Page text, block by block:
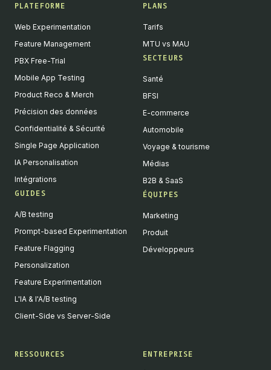
PLATEFORME
Web Experimentation
Feature Management
PBX Free-Trial
Mobile App Testing
Product Reco & Merch
Précision des données
Confidentialité & Sécurité
Single Page Application
IA Personalisation
Intégrations
GUIDES
A/B testing
Prompt-based Experimentation
Feature Flagging
Personalization
Feature Experimentation
L'IA & l'A/B testing
Client-Side vs Server-Side
PLANS
Tarifs
MTU vs MAU
SECTEURS
Santé
BFSI
E-commerce
Automobile
Voyage & tourisme
Médias
B2B & SaaS
ÉQUIPES
Marketing
Produit
Développeurs
RESSOURCES ENTREPRISE